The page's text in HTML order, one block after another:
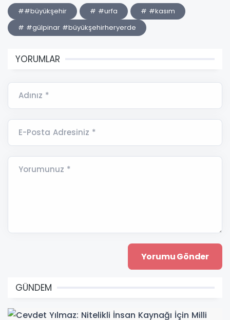
##büyükşehir # #urfa
# #kasım
# #gülpinar #büyükşehirheryerde
YORUMLAR
Adınız *
E-Posta Adresiniz *
Yorumunuz *
GÜNDEM